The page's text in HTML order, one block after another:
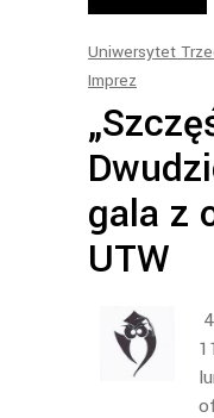
Uniwersytet
Imprez
gala z
UTW